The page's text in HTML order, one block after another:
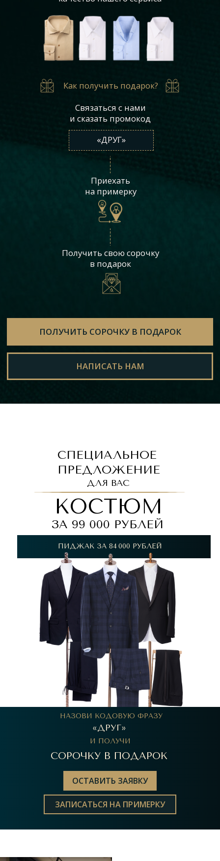
КОСТЮМ
ЗА 99 000 РУБЛЕЙ
ПИДЖАК ЗА 84 000 РУБЛЕЙ
СОРОЧКУ В ПОДАРОК
СПЕЦИАЛЬНОЕ
ПРЕДЛОЖЕНИЕ
НАЗОВИ КОДОВУЮ ФРАЗУ
И ПОЛУЧИ
«ДРУГ»
ЗАПИСАТЬСЯ НА ПРИМЕРКУ
ОСТАВИТЬ ЗАЯВКУ
ДЛЯ ВАС
УСПЕШНЫЕ ЛЮДИ
ДОВЕРЯЮТ НА М СОЗДАНИЕ
СВОЕГО СТИЛЯ
СОЗДАЕМ ИМИДЖ
ДЛЯ КОМПАНИЙ